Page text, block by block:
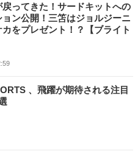
戻ってきた！サードキットへの
ョン公開！三笘はジョルジーニ
カをプレゼント！？【ブライト
、飛躍が期待される注目